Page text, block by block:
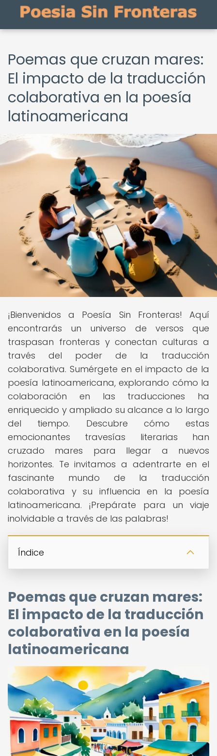
Poemas que cruzan mares:
El impacto de la traducción
colaborativa en la poesía
latinoamericana
¡Bienvenidos a Poesía Sin Fronteras! Aquí
encontrarás un universo de versos que
traspasan fronteras y conectan culturas a
través del poder de la traducción
colaborativa. Sumérgete en el impacto de la
poesía latinoamericana, explorando cómo la
colaboración en las traducciones ha
enriquecido y ampliado su alcance a lo largo
del tiempo. Descubre cómo estas
emocionantes travesías literarias han
cruzado mares para llegar a nuevos
horizontes. Te invitamos a adentrarte en el
fascinante mundo de la traducción
colaborativa y su influencia en la poesía
latinoamericana. ¡Prepárate para un viaje
inolvidable a través de las palabras!
Índice
Poemas que cruzan mares:
El impacto de la traducción
colaborativa en la poesía
latinoamericana